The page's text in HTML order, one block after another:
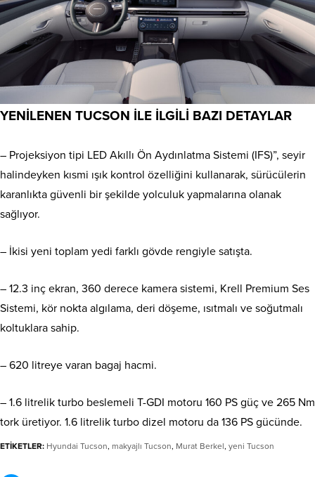
YENİLENEN TUCSON İLE İLGİLİ BAZI DETAYLAR
– Projeksiyon tipi LED Akıllı Ön Aydınlatma Sistemi (IFS)”, seyir
halindeyken kısmi ışık kontrol özelliğini kullanarak, sürücülerin
karanlıkta güvenli bir şekilde yolculuk yapmalarına olanak
sağlıyor.
– İkisi yeni toplam yedi farklı gövde rengiyle satışta.
– 12.3 inç ekran, 360 derece kamera sistemi, Krell Premium Ses
Sistemi, kör nokta algılama, deri döşeme, ısıtmalı ve soğutmalı
koltuklara sahip.
– 620 litreye varan bagaj hacmi.
– 1.6 litrelik turbo beslemeli T-GDI motoru 160 PS güç ve 265 Nm
tork üretiyor. 1.6 litrelik turbo dizel motoru da 136 PS gücünde.
ETİKETLER: Hyundai Tucson, makyajlı Tucson, Murat Berkel, yeni Tucson